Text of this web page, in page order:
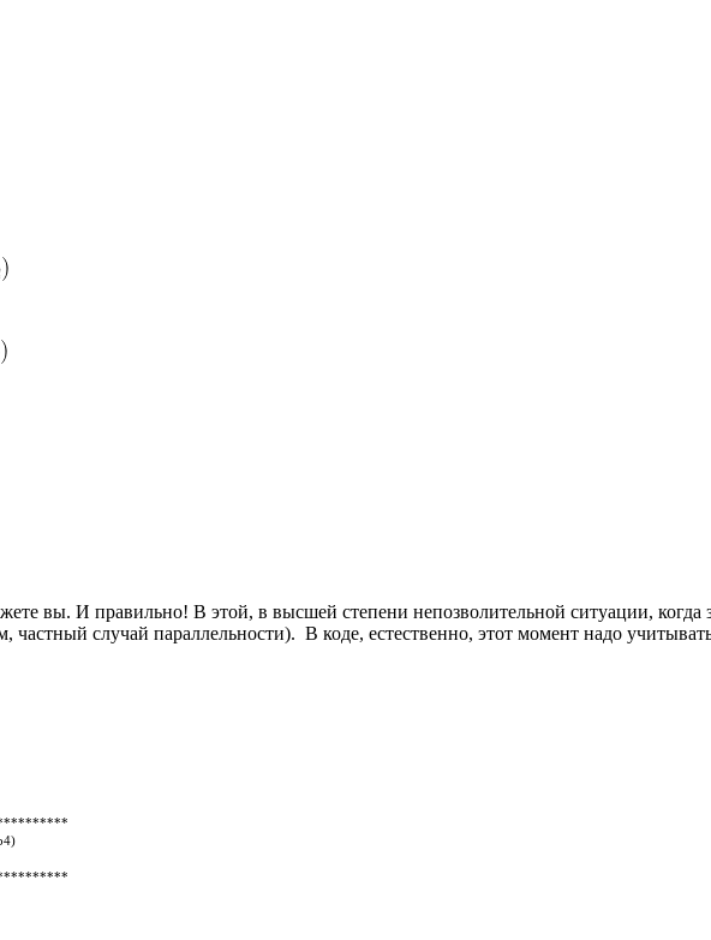
вы. И правильно! В этой, в высшей степени непозволительной ситуации,
частный случай параллельности). В коде, естественно, этот момент надо